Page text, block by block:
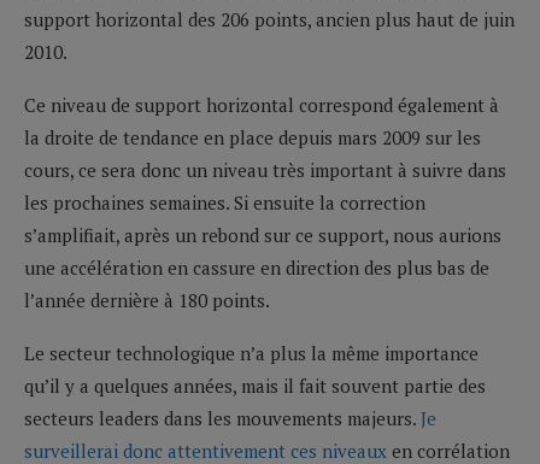
support horizontal des 206 points, ancien plus haut de juin
2010.
Ce niveau de support horizontal correspond également à
la droite de tendance en place depuis mars 2009 sur les
cours, ce sera donc un niveau très important à suivre dans
les prochaines semaines. Si ensuite la correction
s’amplifiait, après un rebond sur ce support, nous aurions
une accélération en cassure en direction des plus bas de
l’année dernière à 180 points.
Le secteur technologique n’a plus la même importance
qu’il y a quelques années, mais il fait souvent partie des
secteurs leaders dans les mouvements majeurs. Je
surveillerai donc attentivement ces niveaux en corrélation